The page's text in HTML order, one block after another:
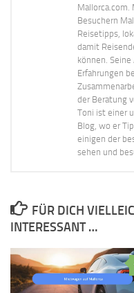
Mallorca.com.
Besuchern
Reisetipps,
damit
können.
Erfahrungen
der Beratung
Toni ist einer
Blog, wo er
einigen der
sehen und
FÜR DICH
INTERESSANT …